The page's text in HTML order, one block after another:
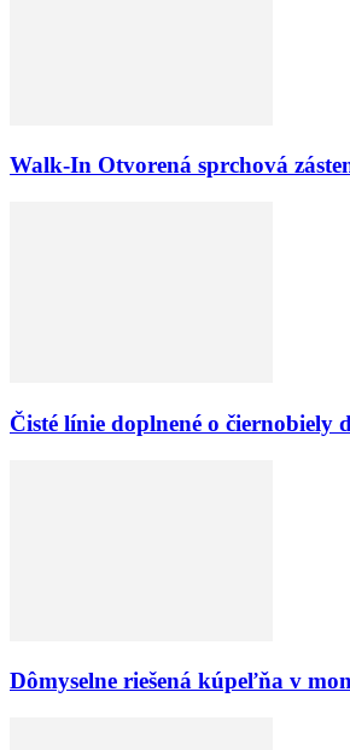
Walk-In Otvorená sprchová
Čisté línie doplnené o čiernobiely
Dômyselne riešená kúpeľňa v